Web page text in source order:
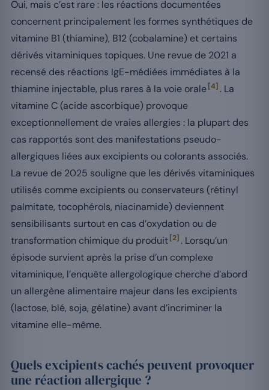
Oui, mais c’est rare : les réactions documentées
concernent principalement les formes synthétiques de
vitamine B1 (thiamine), B12 (cobalamine) et certains
dérivés vitaminiques topiques. Une revue de 2021 a
recensé des réactions IgE-médiées immédiates à la
thiamine injectable, plus rares à la voie orale[4] . La
vitamine C (acide ascorbique) provoque
exceptionnellement de vraies allergies : la plupart des
cas rapportés sont des manifestations pseudo-
allergiques liées aux excipients ou colorants associés.
La revue de 2025 souligne que les dérivés vitaminiques
utilisés comme excipients ou conservateurs (rétinyl
palmitate, tocophérols, niacinamide) deviennent
sensibilisants surtout en cas d’oxydation ou de
transformation chimique du produit[2] . Lorsqu’un
épisode survient après la prise d’un complexe
vitaminique, l’enquête allergologique cherche d’abord
un allergène alimentaire majeur dans les excipients
(lactose, blé, soja, gélatine) avant d’incriminer la
vitamine elle-même.
Quels excipients cachés peuvent provoquer
une réaction allergique ?